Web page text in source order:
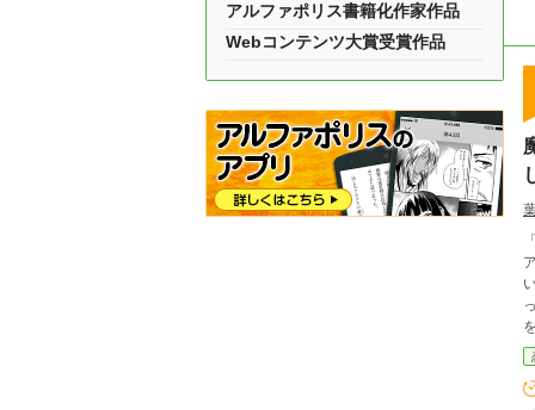
ア。 彼女は婚約者の第一王子から
い
った。 「どうか、助
を
てくれな
は絶
アルファポリス書籍化作家作品
Webコンテンツ大賞受賞作品